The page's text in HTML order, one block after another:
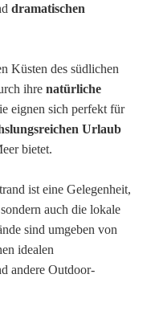
dramatischen
Küsten des südlichen
ihre natürliche
eignen sich perfekt für
Urlaub
bietet.
ist eine Gelegenheit,
auch die lokale
sind umgeben von
idealen
andere Outdoor-